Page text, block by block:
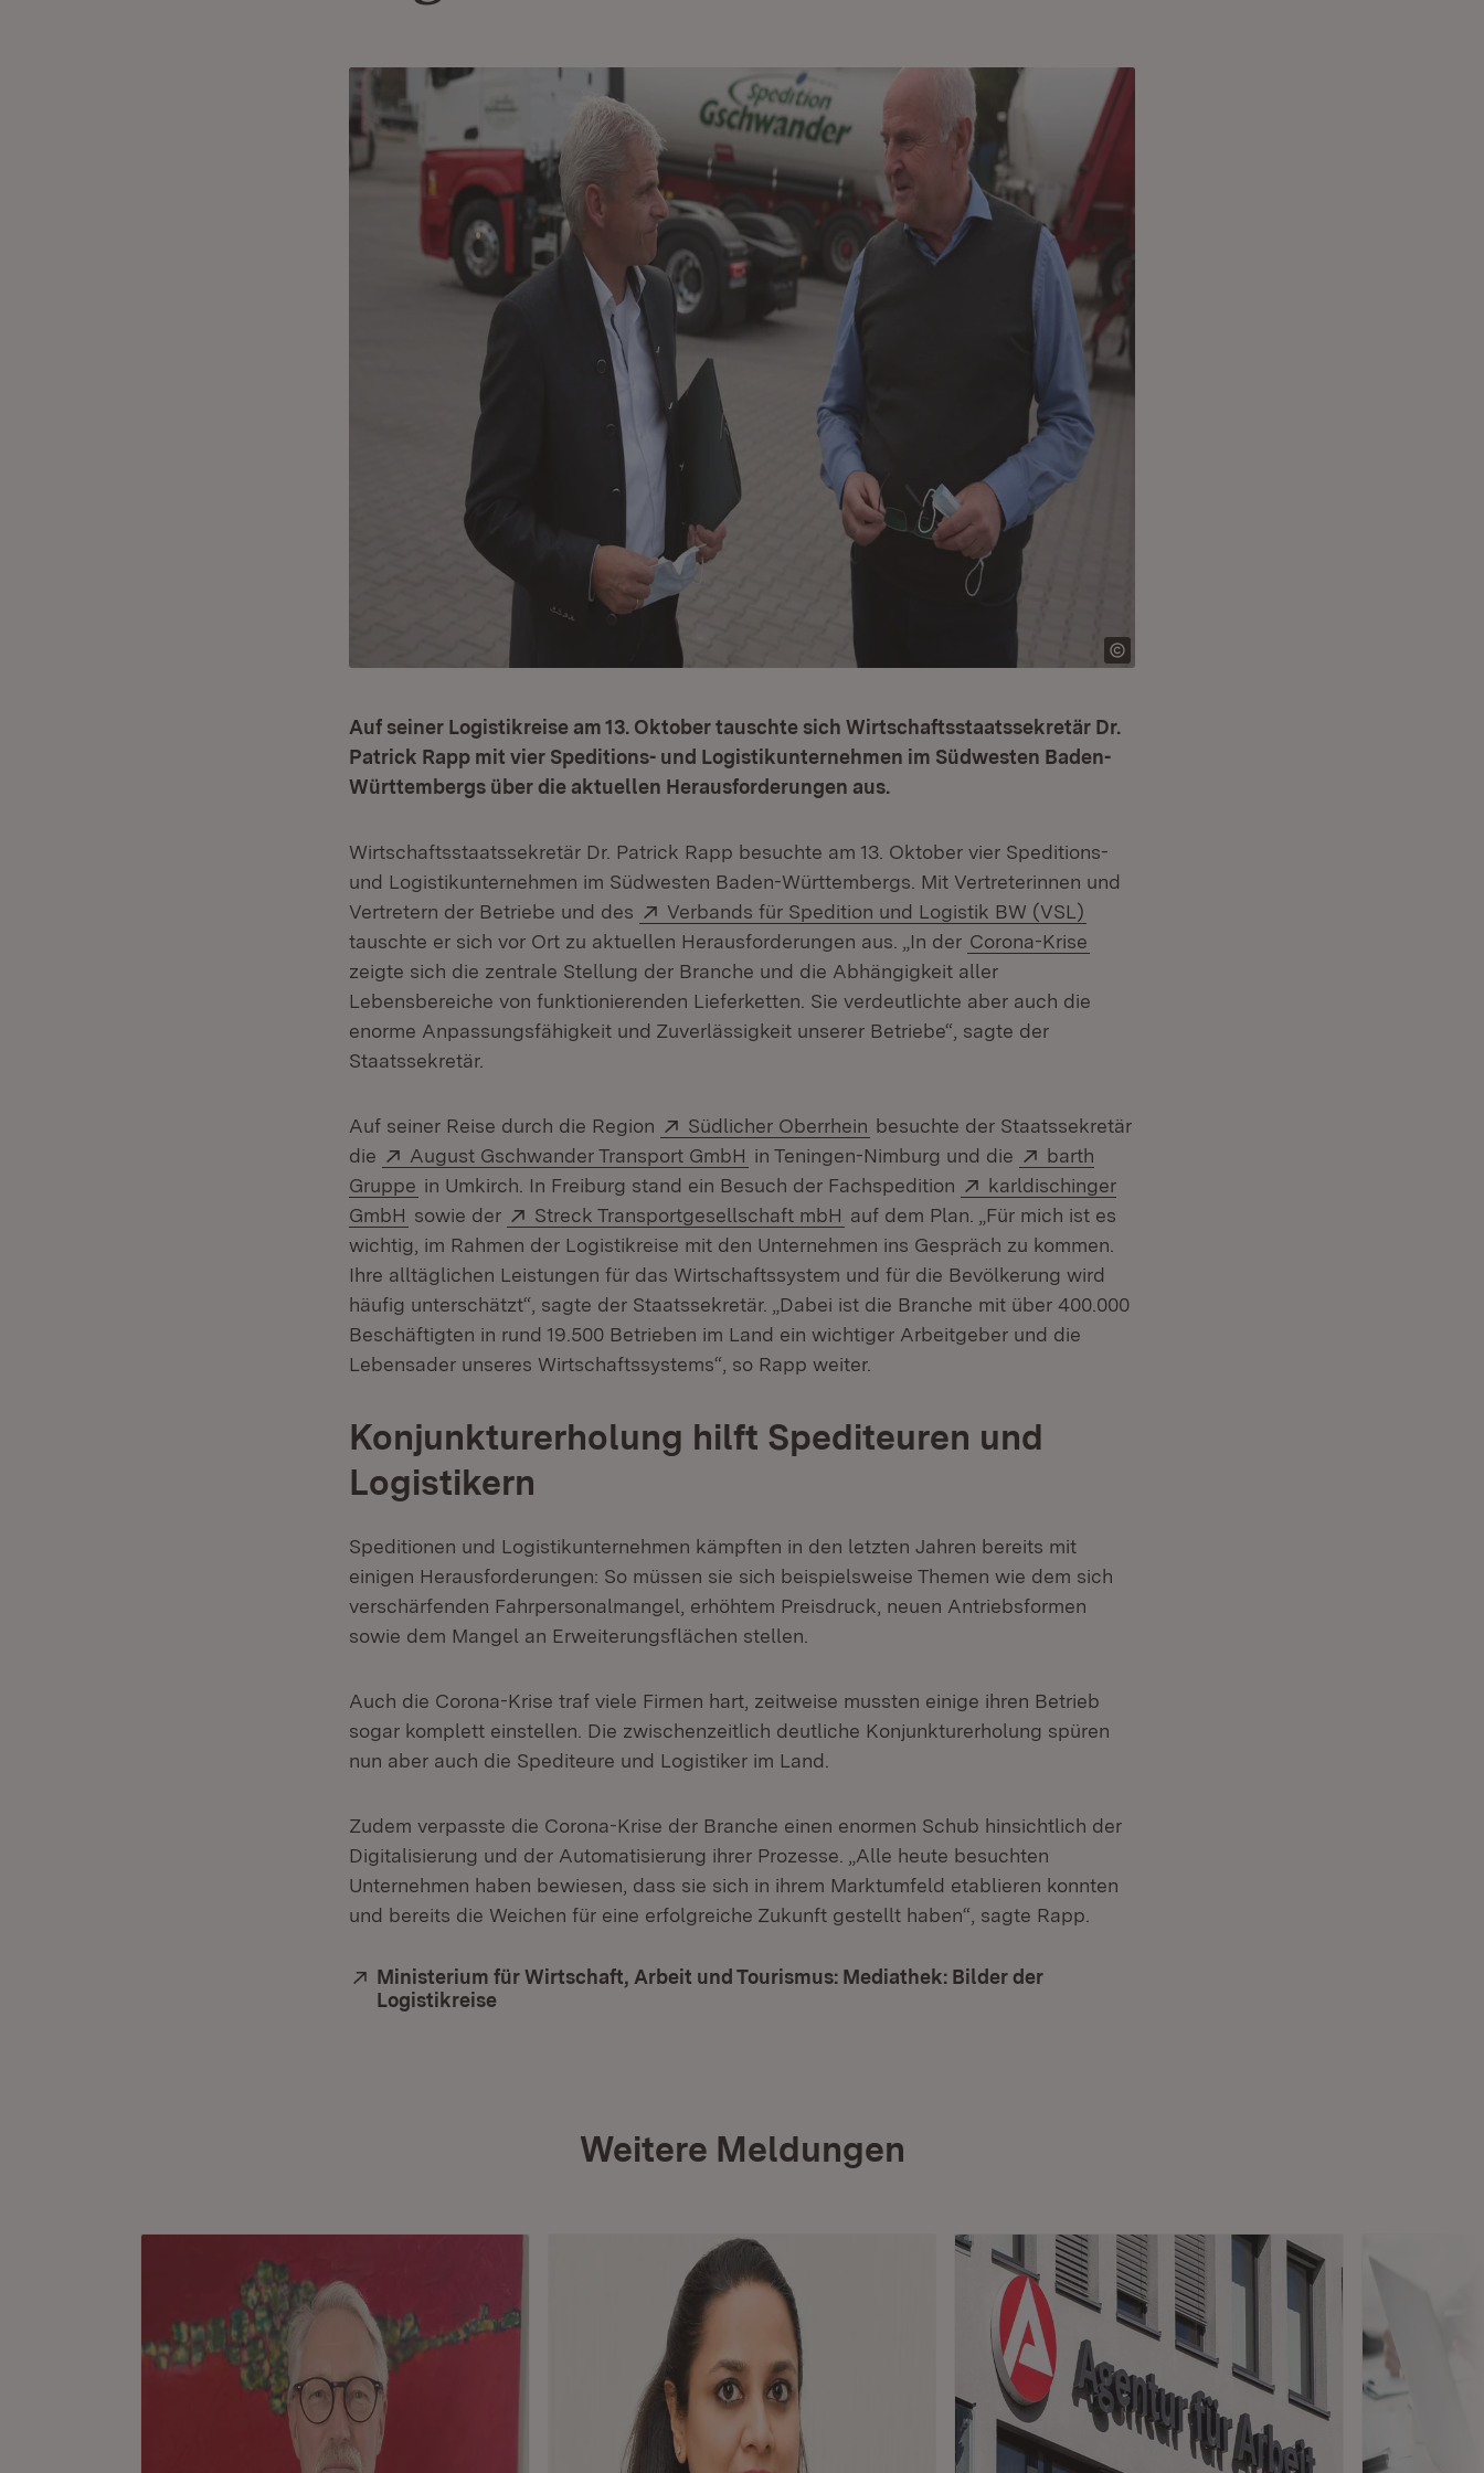
Auf seiner Logistikreise am 13. Oktober tauschte sich Wirtschaftsstaatssekretär Dr.
Patrick Rapp mit vier Speditions- und Logistikunternehmen im Südwesten Baden-
Württembergs über die aktuellen Herausforderungen aus.
Wirtschaftsstaatssekretär Dr. Patrick Rapp besuchte am 13. Oktober vier Speditions-
und Logistikunternehmen im Südwesten Baden-Württembergs. Mit Vertreterinnen und
Vertretern der Betriebe und des
Extern:
Verbands für Spedition und Logistik BW (VSL)
tauschte er sich vor Ort zu aktuellen Herausforderungen aus. „In der Corona-Krise
zeigte sich die zentrale Stellung der Branche und die Abhängigkeit aller
Lebensbereiche von funktionierenden Lieferketten. Sie verdeutlichte aber auch die
enorme Anpassungsfähigkeit und Zuverlässigkeit unserer Betriebe“, sagte der
Staatssekretär.
Auf seiner Reise durch die Region Extern:
Südlicher Oberrhein (Öffnet in neuem Fenster)
besuchte der Staatssekretär
die
Extern:
August Gschwander Transport GmbH (Öffnet in neuem Fenster)
in Teningen-Nimburg und die Extern:
barth
Gruppe (Öffnet in neuem Fenster)
in Umkirch. In Freiburg stand ein Besuch der Fachspedition Extern:
karldischinger
GmbH (Öffnet in neuem Fenster)
sowie der Extern:
Streck Transportgesellschaft mbH (Öffnet in neuem Fenster)
auf dem Plan. „Für mich ist es
wichtig, im Rahmen der Logistikreise mit den Unternehmen ins Gespräch zu kommen.
Ihre alltäglichen Leistungen für das Wirtschaftssystem und für die Bevölkerung wird
häufig unterschätzt“, sagte der Staatssekretär. „Dabei ist die Branche mit über 400.000
Beschäftigten in rund 19.500 Betrieben im Land ein wichtiger Arbeitgeber und die
Lebensader unseres Wirtschaftssystems“, so Rapp weiter.
Konjunkturerholung hilft Spediteuren und
Logistikern
Speditionen und Logistikunternehmen kämpften in den letzten Jahren bereits mit
einigen Herausforderungen: So müssen sie sich beispielsweise Themen wie dem sich
verschärfenden Fahrpersonalmangel, erhöhtem Preisdruck, neuen Antriebsformen
sowie dem Mangel an Erweiterungsflächen stellen.
Auch die Corona-Krise traf viele Firmen hart, zeitweise mussten einige ihren Betrieb
sogar komplett einstellen. Die zwischenzeitlich deutliche Konjunkturerholung spüren
nun aber auch die Spediteure und Logistiker im Land.
Zudem verpasste die Corona-Krise der Branche einen enormen Schub hinsichtlich der
Digitalisierung und der Automatisierung ihrer Prozesse. „Alle heute besuchten
Unternehmen haben bewiesen, dass sie sich in ihrem Marktumfeld etablieren konnten
und bereits die Weichen für eine erfolgreiche Zukunft gestellt haben“, sagte Rapp.
Extern:
Ministerium für Wirtschaft, Arbeit und Tourismus: Mediathek: Bilder der
Logistikreise
Weitere Meldungen